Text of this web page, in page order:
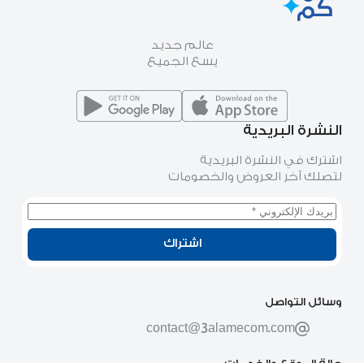
عالم جديد
يسع الجميع
وسائل التواصل
contact@3alamecom.com
النشرة البريدية
اشترك في النشرة البريدية
لتصلك آخر العروض والخصومات
اشتراك